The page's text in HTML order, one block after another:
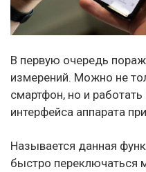
В первую очередь
измерений. Можно не
смартфон, но и
интерфейса аппарата
Называется данная
быстро переключаться